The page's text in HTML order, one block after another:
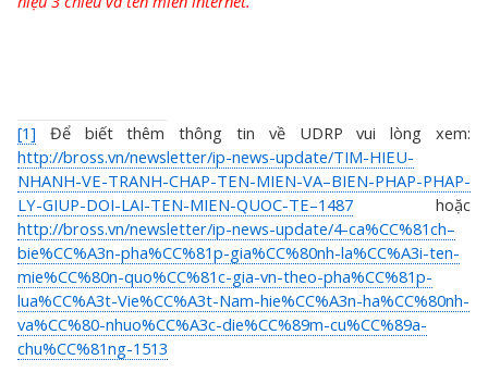
[1] Để biết thêm thông tin về UDRP vui lòng xem:
http://bross.vn/newsletter/ip-news-update/TIM-HIEU-
NHANH-VE-TRANH-CHAP-TEN-MIEN-VA–BIEN-PHAP-PHAP-
LY-GIUP-DOI-LAI-TEN-MIEN-QUOC-TE–1487 hoặc
http://bross.vn/newsletter/ip-news-update/4-ca%CC%81ch–
bie%CC%A3n-pha%CC%81p-gia%CC%80nh-la%CC%A3i-ten-
mie%CC%80n-quo%CC%81c-gia-vn-theo-pha%CC%81p-
lua%CC%A3t-Vie%CC%A3t-Nam-hie%CC%A3n-ha%CC%80nh-
va%CC%80-nhuo%CC%A3c-die%CC%89m-cu%CC%89a-
chu%CC%81ng-1513